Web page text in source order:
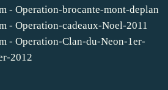
- Operation-brocante-mont-deplan
- Operation-cadeaux-Noel-2011
- Operation-Clan-du-Neon-1er-
2012